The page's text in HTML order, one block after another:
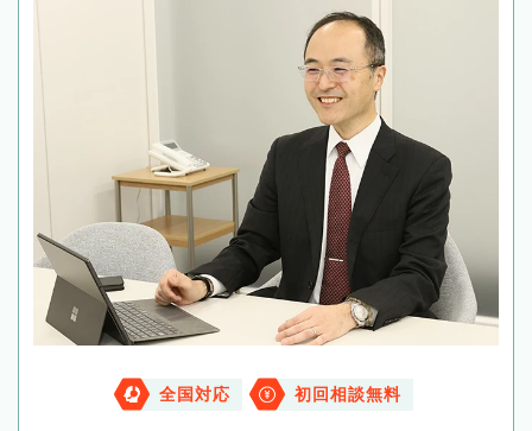
全国対応 初回相談無料